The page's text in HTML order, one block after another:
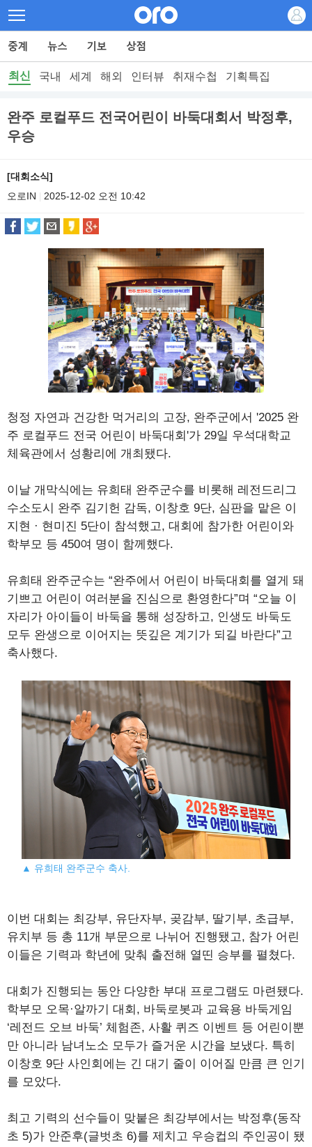
최신 국내 세계 해외 인터뷰 취재수첩 기획특집
완주 로컬푸드 전국어린이 바둑대회서 박정후,
우승
[대회소식]
오로IN
2025-12-02 오전 10:42
청정 자연과 건강한 먹거리의 고장, 완주군에서 '2025 완
주 로컬푸드 전국 어린이 바둑대회'가 29일 우석대학교
체육관에서 성황리에 개최됐다.
이날 개막식에는 유희태 완주군수를 비롯해 레전드리그
수소도시 완주 김기헌 감독, 이창호 9단, 심판을 맡은 이
지현 · 현미진 5단이 참석했고, 대회에 참가한 어린이와
학부모 등 450여 명이 함께했다.
유희태 완주군수는 “완주에서 어린이 바둑대회를 열게 돼
기쁘고 어린이 여러분을 진심으로 환영한다”며 “오늘 이
자리가 아이들이 바둑을 통해 성장하고, 인생도 바둑도
모두 완생으로 이어지는 뜻깊은 계기가 되길 바란다”고
축사했다.
▲ 유희태 완주군수 축사.
이번 대회는 최강부, 유단자부, 곶감부, 딸기부, 초급부,
유치부 등 총 11개 부문으로 나뉘어 진행됐고, 참가 어린
이들은 기력과 학년에 맞춰 출전해 열띤 승부를 펼쳤다.
대회가 진행되는 동안 다양한 부대 프로그램도 마련됐다.
학부모 오목·알까기 대회, 바둑로봇과 교육용 바둑게임
‘레전드 오브 바둑’ 체험존, 사활 퀴즈 이벤트 등 어린이뿐
만 아니라 남녀노소 모두가 즐거운 시간을 보냈다. 특히
이창호 9단 사인회에는 긴 대기 줄이 이어질 만큼 큰 인기
를 모았다.
최고 기력의 선수들이 맞붙은 최강부에서는 박정후(동작
초 5)가 안준후(글벗초 6)를 제치고 우승컵의 주인공이 됐